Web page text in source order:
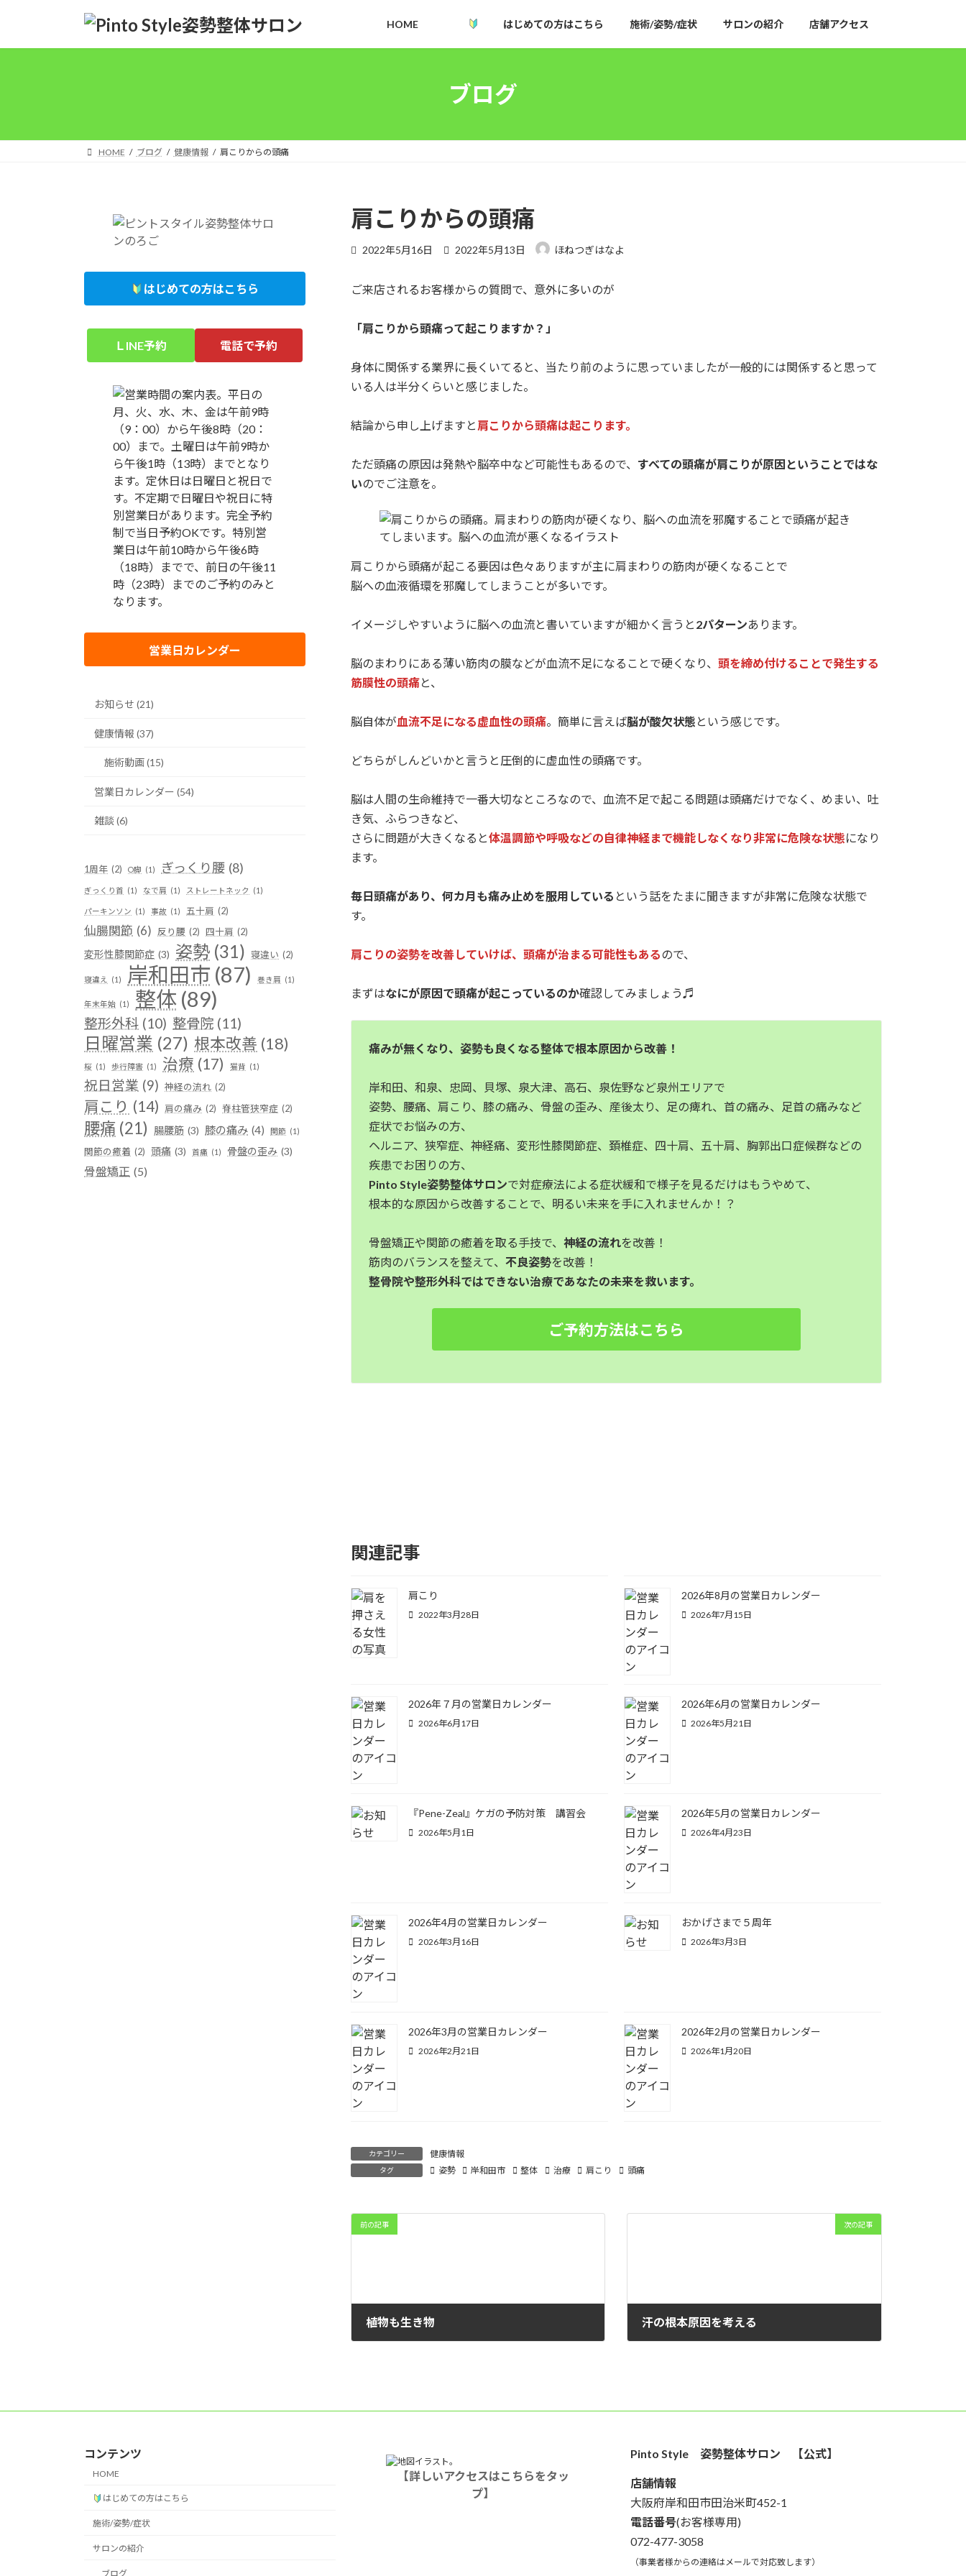
HOME はじめての方はこちら 施術/姿勢/症状 サロンの紹介 店舗アクセス
ブログ
HOME ブログ 健康情報 肩こりからの頭痛
肩こりからの頭痛
2022年5月16日
最
新
2022年5月13日 ほねつぎはなよ
ご来店されるお客様からの質問で、意外に多いのが
「肩こりから頭痛って起こりますか？」
身体に関係する業界に長くいてると、当たり前のように思っていましたが一般的には関係すると思って
いる人は半分くらいと感じました。
結論から申し上げますと 肩こりから頭痛は起こります。
ただ頭痛の原因は発熱や脳卒中など可能性もあるので、 すべての頭痛が肩こりが原因ということではな
いのでご注意を。
肩こりから頭痛が起こる要因は色々ありますが主に肩まわりの筋肉が硬くなることで
脳への血液循環を邪魔してしまうことが多いです。
イメージしやすいように脳への血流と書いていますが細かく言うと 2パターンあります。
脳のまわりにある薄い筋肉の膜などが血流不足になることで硬くなり、 頭を締め付けることで発生する
筋膜性の頭痛と、
脳自体が血流不足になる虚血性の頭痛。簡単に言えば脳が酸欠状態 という感じです。
どちらがしんどいかと言うと圧倒的に虚血性の頭痛です。
脳は人間の生命維持で一番大切なところなので、血流不足で起こる問題は頭痛だけでなく、めまい、吐
き気、ふらつきなど、
さらに問題が大きくなると体温調節や呼吸などの自律神経まで機能しなくなり非常に危険な状態になり
ます。
毎日頭痛があり、何カ月も痛み止めを服用している という話をたまに聞きますが非常に危険な状態で
す。
肩こりの姿勢を改善していけば、頭痛が治まる可能性もあるので、
まずはなにが原因で頭痛が起こっているのか確認してみましょう♬
痛みが無くなり、姿勢も良くなる整体で根本原因から改善！
岸和田、和泉、忠岡、貝塚、泉大津、高石、泉佐野など泉州エリアで
姿勢、腰痛、肩こり、膝の痛み、骨盤の歪み、産後太り、足の痺れ、首の痛み、足首の痛みなど
症状でお悩みの方、
ヘルニア、狭窄症、神経痛、変形性膝関節症、頚椎症、四十肩、五十肩、胸郭出口症候群などの
疾患でお困りの方、
Pinto Style姿勢整体サロンで対症療法による症状緩和で様子を見るだけはもうやめて、
根本的な原因から改善することで、明るい未来を手に入れませんか！？
骨盤矯正や関節の癒着を取る手技で、神経の流れを改善！
筋肉のバランスを整えて、不良姿勢を改善！
整骨院や整形外科ではできない治療であなたの未来を救います。
ご予約方法はこちら
関連記事
肩こり
2022年3月28日
2026年8月の営業日カレンダー
2026年7月15日
2026年７月の営業日カレンダー
2026年6月17日
2026年6月の営業日カレンダー
2026年5月21日
『Pene-Zeal』ケガの予防対策 講習会
2026年5月1日
2026年5月の営業日カレンダー
2026年4月23日
2026年4月の営業日カレンダー
2026年3月16日
おかげさまで５周年
2026年3月3日
2026年3月の営業日カレンダー
2026年2月21日
2026年2月の営業日カレンダー
2026年1月20日
カテゴリー 健康情報
タグ 姿勢 岸和田市 整体 治療 肩こり 頭痛
前の記事
植物も生き物
次の記事
汗の根本原因を考える
はじめての方はこちら
ＬINE予約 電話で予約
営業日カレンダー
お知らせ (21)
健康情報 (37)
施術動画 (15)
営業日カレンダー (54)
雑談 (6)
1周年 (2) O脚 (1) ぎっくり腰 (8)
ぎっくり首 (1) なで肩 (1) ストレートネック (1)
パーキンソン (1) 事故 (1) 五十肩 (2)
仙腸関節 (6) 反り腰 (2) 四十肩 (2)
変形性膝関節症 (3) 姿勢 (31) 寝違い (2)
寝違え (1) 岸和田市 (87) 巻き肩 (1)
年末年始 (1) 整体 (89)
整形外科 (10) 整骨院 (11)
日曜営業 (27) 根本改善 (18)
桜 (1) 歩行障害 (1) 治療 (17) 猫背 (1)
祝日営業 (9) 神経の流れ (2)
肩こり (14) 肩の痛み (2) 脊柱管狭窄症 (2)
腰痛 (21) 腸腰筋 (3) 膝の痛み (4) 関節 (1)
関節の癒着 (2) 頭痛 (3) 首痛 (1) 骨盤の歪み (3)
骨盤矯正 (5)
コンテンツ
HOME
はじめての方はこちら
施術/姿勢/症状
サロンの紹介
ブログ
【詳しいアクセスはこちらをタッ
プ】
Pinto Style 姿勢整体サロン 【公式】
店舗情報
大阪府岸和田市田治米町452-1
電話番号(お客様専用)
072-477-3058
（事業者様からの連絡はメールで対応致します）